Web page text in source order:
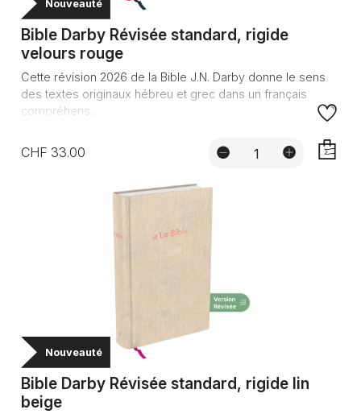
Nouveauté
Bible Darby Révisée standard, rigide
velours rouge
Cette révision 2026 de la Bible J.N. Darby donne le sens
des textes originaux hébreu et grec dans un français
compréhens...
CHF 33.00
Nouveauté
Bible Darby Révisée standard, rigide lin
beige